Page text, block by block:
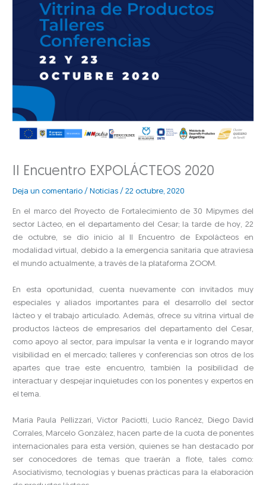
II Encuentro EXPOLÁCTEOS 2020
Deja un comentario / Noticias /22 octubre, 2020
En el marco del Proyecto de Fortalecimiento de 30 Mipymes del
sector Lácteo, en el departamento del Cesar; la tarde de hoy, 22
de octubre, se dio inicio al II Encuentro de Expolácteos en
modalidad virtual, debido a la emergencia sanitaria que atraviesa
el mundo actualmente, a través de la plataforma ZOOM.
En esta oportunidad, cuenta nuevamente con invitados muy
especiales y aliados importantes para el desarrollo del sector
lácteo y el trabajo articulado. Además, ofrece su vitrina virtual de
productos lácteos de empresarios del departamento del Cesar,
como apoyo al sector, para impulsar la venta e ir logrando mayor
visibilidad en el mercado; talleres y conferencias son otros de los
apartes que trae este encuentro, también la posibilidad de
interactuar y despejar inquietudes con los ponentes y expertos en
el tema.
María Paula Pellizzari, Víctor Paciotti, Lucio Rancéz, Diego David
Corrales, Marcelo González, hacen parte de la cuota de ponentes
internacionales para esta versión, quienes se han destacado por
ser conocedores de temas que traerán a flote, tales como:
Asociativismo, tecnologías y buenas prácticas para la elaboración